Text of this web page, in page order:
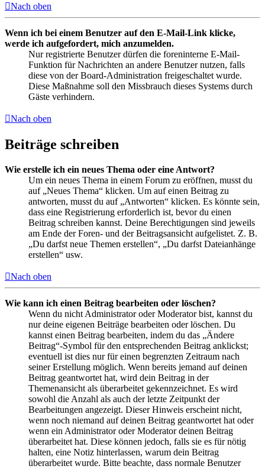
Nach oben
Wenn ich bei einem Benutzer auf den E-Mail-Link klicke,
werde ich aufgefordert, mich anzumelden.
Nur registrierte Benutzer dürfen die foreninterne E-Mail-
Funktion für Nachrichten an andere Benutzer nutzen, falls
diese von der Board-Administration freigeschaltet wurde.
Diese Maßnahme soll den Missbrauch dieses Systems durch
Gäste verhindern.
Nach oben
Beiträge schreiben
Wie erstelle ich ein neues Thema oder eine Antwort?
Um ein neues Thema in einem Forum zu eröffnen, musst du
auf „Neues Thema“ klicken. Um auf einen Beitrag zu
antworten, musst du auf „Antworten“ klicken. Es könnte sein,
dass eine Registrierung erforderlich ist, bevor du einen
Beitrag schreiben kannst. Deine Berechtigungen sind jeweils
am Ende der Foren- und der Beitragsansicht aufgelistet. Z. B.
„Du darfst neue Themen erstellen“, „Du darfst Dateianhänge
erstellen“ usw.
Nach oben
Wie kann ich einen Beitrag bearbeiten oder löschen?
Wenn du nicht Administrator oder Moderator bist, kannst du
nur deine eigenen Beiträge bearbeiten oder löschen. Du
kannst einen Beitrag bearbeiten, indem du das „Ändere
Beitrag“-Symbol für den entsprechenden Beitrag anklickst;
eventuell ist dies nur für einen begrenzten Zeitraum nach
seiner Erstellung möglich. Wenn bereits jemand auf deinen
Beitrag geantwortet hat, wird dein Beitrag in der
Themenansicht als überarbeitet gekennzeichnet. Es wird
sowohl die Anzahl als auch der letzte Zeitpunkt der
Bearbeitungen angezeigt. Dieser Hinweis erscheint nicht,
wenn noch niemand auf deinen Beitrag geantwortet hat oder
wenn ein Administrator oder Moderator deinen Beitrag
überarbeitet hat. Diese können jedoch, falls sie es für nötig
halten, eine Notiz hinterlassen, warum dein Beitrag
überarbeitet wurde. Bitte beachte, dass normale Benutzer